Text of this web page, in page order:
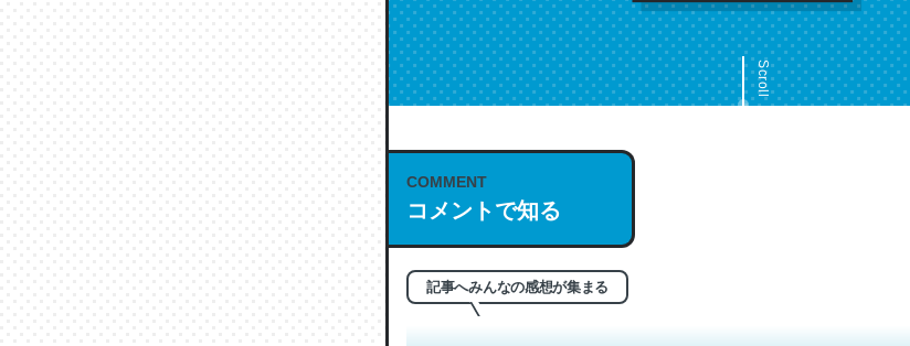
Scroll
COMMENT
コメントで知る
記事へみんなの感想が集まる
これは名文。彼はとてもクレバーなんだろうなと凄く思う。英語少
もお勧め。自分はこの流れ好き。Let’s Fucking Go. Then Covid